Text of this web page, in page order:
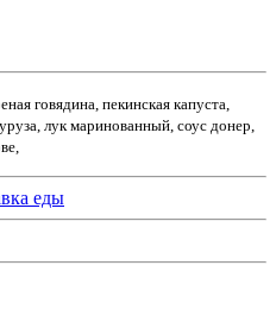
говядина, пекинская капуста,
лук маринованный, соус донер,
еды